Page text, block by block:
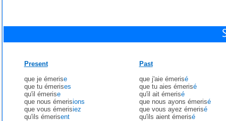
Present
que je émerise
que tu émerises
qu'il émerise
que nous émerisions
que vous émerisiez
qu'ils émerisent
Past
que j'aie émerisé
que tu aies émerisé
qu'il ait émerisé
que nous ayons émerisé
que vous ayez émerisé
qu'ils aient émerisé